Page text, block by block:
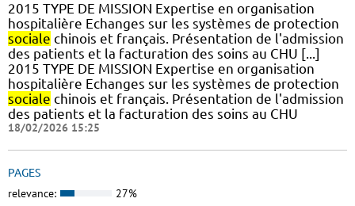
2015 TYPE DE MISSION Expertise en organisation
hospitalière Echanges sur les systèmes de protection
sociale chinois et français. Présentation de l'admission
des patients et la facturation des soins au CHU [...]
2015 TYPE DE MISSION Expertise en organisation
hospitalière Echanges sur les systèmes de protection
sociale chinois et français. Présentation de l'admission
des patients et la facturation des soins au CHU
18/02/2026 15:25
PAGES
relevance: 27%